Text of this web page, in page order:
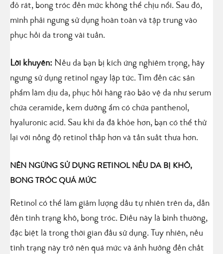
đỏ rát, bong tróc đến mức không thể chịu nổi. Sau đó,
mình phải ngưng sử dụng hoàn toàn và tập trung vào
phục hồi da trong vài tuần.
Lời khuyên: Nếu da bạn bị kích ứng nghiêm trọng, hãy
ngưng sử dụng retinol ngay lập tức. Tìm đến các sản
phẩm làm dịu da, phục hồi hàng rào bảo vệ da như serum
chứa ceramide, kem dưỡng ẩm có chứa panthenol,
hyaluronic acid. Sau khi da đã khỏe hơn, bạn có thể thử
lại với nồng độ retinol thấp hơn và tần suất thưa hơn.
NÊN NGỪNG SỬ DỤNG RETINOL NẾU DA BỊ KHÔ,
BONG TRÓC QUÁ MỨC
Retinol có thể làm giảm lượng dầu tự nhiên trên da, dẫn
đến tình trạng khô, bong tróc. Điều này là bình thường,
đặc biệt là trong thời gian đầu sử dụng. Tuy nhiên, nếu
tình trạng này trở nên quá mức và ảnh hưởng đến chất